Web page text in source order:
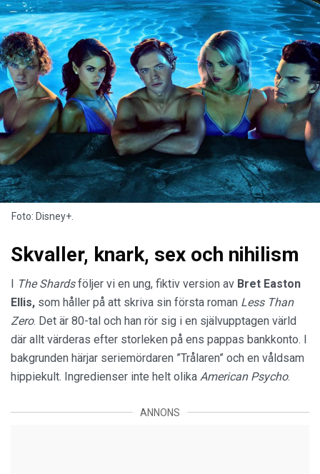
Foto: Disney+.
Skvaller, knark, sex och nihilism
I The Shardsföljer vi en ung, fiktiv version av Bret Easton
Ellis, som håller på att skriva sin första roman Less Than
Zero. Det är 80-tal och han rör sig i en självupptagen värld
där allt värderas efter storleken på ens pappas bankkonto. I
bakgrunden härjar seriemördaren ”Trålaren” och en våldsam
hippiekult. Ingredienser inte helt olika American Psycho.
ANNONS